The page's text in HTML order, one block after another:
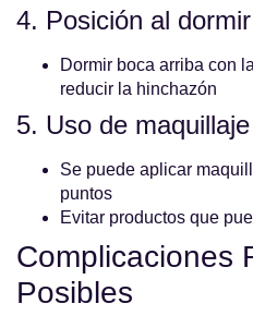
4. Posición al dormir
Dormir boca arriba con
reducir la hinchazón
5. Uso de maquillaje
Se puede aplicar
puntos
Evitar productos que
Complicaciones
Posibles